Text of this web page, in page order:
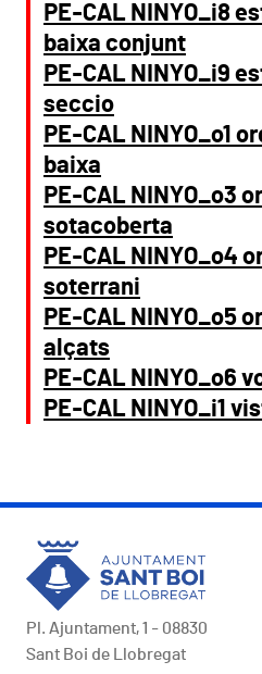
PE-CAL NINYO_i8
baixa conjunt
PE-CAL NINYO_i9
seccio
PE-CAL NINYO_o1
baixa
PE-CAL NINYO_o3
sotacoberta
PE-CAL NINYO_o4
soterrani
PE-CAL NINYO_o5
alçats
PE-CAL NINYO_o6
PE-CAL NINYO_i1
Pl. Ajuntament, 1 - 08830
Sant Boi de Llobregat